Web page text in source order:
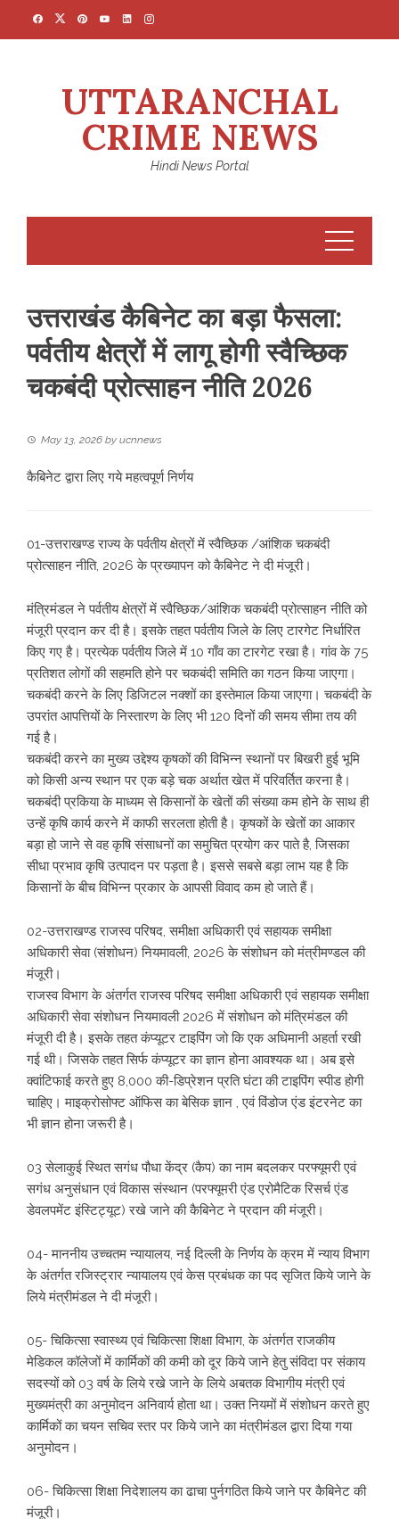
UTTARANCHAL
CRIME NEWS
Hindi News Portal
उत्तराखंड कैबिनेट का बड़ा फैसला:
पर्वतीय क्षेत्रों में लागू होगी स्वैच्छिक
चकबंदी प्रोत्साहन नीति 2026
May 13, 2026 by ucnnews
कैबिनेट द्वारा लिए गये महत्वपूर्ण निर्णय
01-उत्तराखण्ड राज्य के पर्वतीय क्षेत्रों में स्वैच्छिक /आंशिक चकबंदी
प्रोत्साहन नीति, 2026 के प्रख्यापन को कैबिनेट ने दी मंजूरी।
मंत्रिमंडल ने पर्वतीय क्षेत्रों में स्वैच्छिक/आंशिक चकबंदी प्रोत्साहन नीति को
मंजूरी प्रदान कर दी है। इसके तहत पर्वतीय जिले के लिए टारगेट निर्धारित
किए गए है। प्रत्येक पर्वतीय जिले में 10 गाँव का टारगेट रखा है। गांव के 75
प्रतिशत लोगों की सहमति होने पर चकबंदी समिति का गठन किया जाएगा।
चकबंदी करने के लिए डिजिटल नक्शों का इस्तेमाल किया जाएगा। चकबंदी के
उपरांत आपत्तियों के निस्तारण के लिए भी 120 दिनों की समय सीमा तय की
गई है।
चकबंदी करने का मुख्य उद्देश्य कृषकों की विभिन्न स्थानों पर बिखरी हुई भूमि
को किसी अन्य स्थान पर एक बड़े चक अर्थात खेत में परिवर्तित करना है।
चकबंदी प्रकिया के माध्यम से किसानों के खेतों की संख्या कम होने के साथ ही
उन्हें कृषि कार्य करने में काफी सरलता होती है। कृषकों के खेतों का आकार
बड़ा हो जाने से वह कृषि संसाधनों का समुचित प्रयोग कर पाते है, जिसका
सीधा प्रभाव कृषि उत्पादन पर पड़ता है। इससे सबसे बड़ा लाभ यह है कि
किसानों के बीच विभिन्न प्रकार के आपसी विवाद कम हो जाते हैं।
02-उत्तराखण्ड राजस्व परिषद, समीक्षा अधिकारी एवं सहायक समीक्षा
अधिकारी सेवा (संशोधन) नियमावली, 2026 के संशोधन को मंत्रीमण्डल की
मंजूरी।
राजस्व विभाग के अंतर्गत राजस्व परिषद समीक्षा अधिकारी एवं सहायक समीक्षा
अधिकारी सेवा संशोधन नियमावली 2026 में संशोधन को मंत्रिमंडल की
मंजूरी दी है। इसके तहत कंप्यूटर टाइपिंग जो कि एक अधिमानी अहर्ता रखी
गई थी। जिसके तहत सिर्फ कंप्यूटर का ज्ञान होना आवश्यक था। अब इसे
क्वांटिफाई करते हुए 8,000 की-डिप्रेशन प्रति घंटा की टाइपिंग स्पीड होगी
चाहिए। माइक्रोसोफ्ट ऑफिस का बेसिक ज्ञान , एवं विंडोज एंड इंटरनेट का
भी ज्ञान होना जरूरी है।
03 सेलाकुई स्थित सगंध पौधा केंद्र (कैप) का नाम बदलकर परफ्यूमरी एवं
सगंध अनुसंधान एवं विकास संस्थान (परफ्यूमरी एंड एरोमैटिक रिसर्च एंड
डेवलपमेंट इंस्टिट्यूट) रखे जाने की कैबिनेट ने प्रदान की मंजूरी।
04- माननीय उच्चतम न्यायालय, नई दिल्ली के निर्णय के क्रम में न्याय विभाग
के अंतर्गत रजिस्ट्रार न्यायालय एवं केस प्रबंधक का पद सृजित किये जाने के
लिये मंत्रीमंडल ने दी मंजूरी।
05- चिकित्सा स्वास्थ्य एवं चिकित्सा शिक्षा विभाग, के अंतर्गत राजकीय
मेडिकल कॉलेजों में कार्मिकों की कमी को दूर किये जाने हेतु संविदा पर संकाय
सदस्यों को 03 वर्ष के लिये रखे जाने के लिये अबतक विभागीय मंत्री एवं
मुख्यमंत्री का अनुमोदन अनिवार्य होता था। उक्त नियमों में संशोधन करते हुए
कार्मिकों का चयन सचिव स्तर पर किये जाने का मंत्रीमंडल द्वारा दिया गया
अनुमोदन।
06- चिकित्सा शिक्षा निदेशालय का ढाचा पुर्नगठित किये जाने पर कैबिनेट की
मंजूरी।